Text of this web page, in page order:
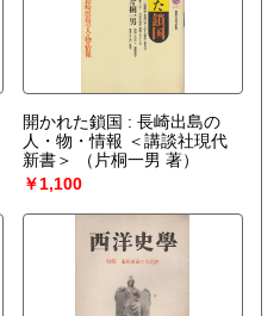
開かれた鎖国 : 長崎出島の
人・物・情報 ＜講談社現代
新書＞
（片桐一男 著）
￥1,100